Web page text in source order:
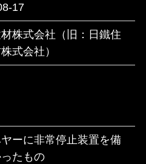
17
材株式会社（旧：日鐵住
式会社）
ーに非常停止装置を備
たもの